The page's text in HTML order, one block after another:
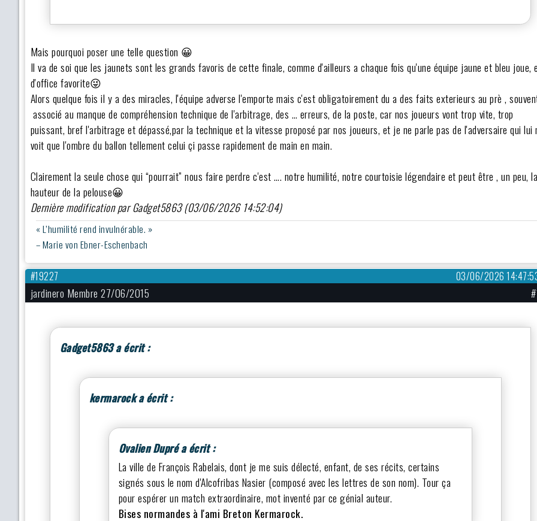
Mais pourquoi poser une telle question 😀
Il va de soi que les jaunets sont les grands favoris de cette finale, comme d'ailleurs a chaque fois qu'une équipe jaune et bleu joue,
d'office favorite😜
Alors quelque fois il y a des miracles, l'équipe adverse l'emporte mais c'est obligatoirement du a des faits exterieurs au prè ,
associé au manque de compréhension technique de l'arbitrage, des … erreurs, de la poste, car nos joueurs vont trop vite, trop
puissant, bref l'arbitrage et dépassé,par la technique et la vitesse proposé par nos joueurs, et je ne parle pas de l'adversaire qui lui
voit que l'ombre du ballon tellement celui çi passe rapidement de main en main.
Clairement la seule chose qui “pourrait” nous faire perdre c'est …. notre humilité, notre courtoisie légendaire et peut être , un peu, la
hauteur de la pelouse😀
Dernière modification par Gadget5863 (03/06/2026 14:52:04)
« L’humilité rend invulnérable. »
– Marie von Ebner-Eschenbach
03/06/2026
#19227
jardinero Membre 27/06/2015
Gadget5863 a écrit :
kermarock a écrit :
Ovalien Dupré a écrit :
La ville de François Rabelais, dont je me suis délecté, enfant, de ses récits, certains
signés sous le nom d'Alcofribas Nasier (composé avec les lettres de son nom). Tour ça
pour espérer un match extraordinaire, mot inventé par ce génial auteur.
Bises normandes à l'ami Breton Kermarock.